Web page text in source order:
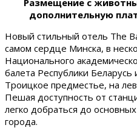
Размещение с
дополнительную
Новый стильный отель The
самом сердце Минска, в
Национального
балета Республики Беларусь
Троицкое предместье, на
Пешая доступность от
легко добраться до
города.